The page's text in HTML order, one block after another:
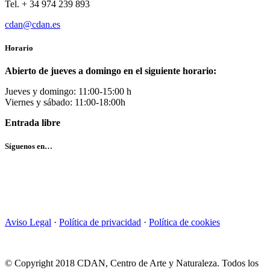
Tel. + 34 974 239 893
cdan@cdan.es
Horario
Abierto de jueves a domingo en el siguiente horario:
Jueves y domingo: 11:00-15:00 h
Viernes y sábado: 11:00-18:00h
Entrada libre
Síguenos en…
Aviso Legal · Política de privacidad · Política de cookies
© Copyright 2018 CDAN, Centro de Arte y Naturaleza. Todos los